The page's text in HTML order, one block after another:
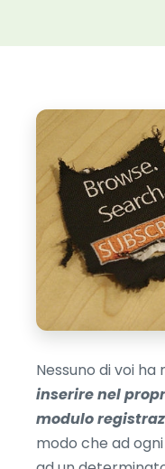
Nessuno di voi
inserire nel
modulo
modo che ad